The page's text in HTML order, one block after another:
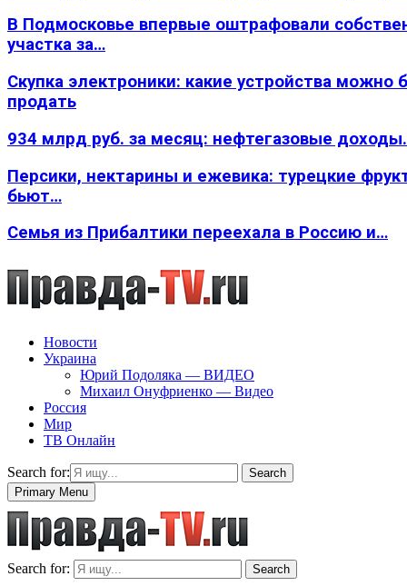
В Подмосковье впервые оштрафовали
участка за…
Скупка электроники: какие устройства можно
продать
934 млрд руб. за месяц: нефтегазовые
Персики, нектарины и ежевика: турецкие
бьют…
Семья из Прибалтики переехала в Россию и…
Новости
Украина
Юрий Подоляка — ВИДЕО
Михаил Онуфриенко — Видео
Россия
Мир
ТВ Онлайн
Search for:
Search
Primary Menu
Search for: Search